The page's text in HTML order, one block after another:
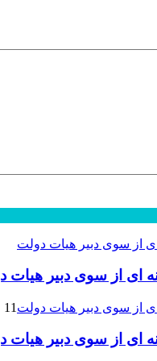
ای از سوی دبیر هیات
11 فوریه 2025
ای از سوی دبیر هیات